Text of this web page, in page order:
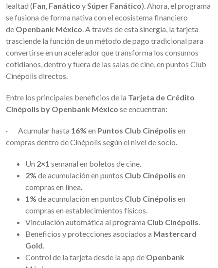
lealtad (Fan, Fanático ySúper Fanático). Ahora, el programa
se fusiona de forma nativa con el ecosistema financiero
de Openbank México. A través de esta sinergia, la tarjeta
trasciende la función de un método de pago tradicional para
convertirse en un acelerador que transforma los consumos
cotidianos, dentro y fuera de las salas de cine, en puntos Club
Cinépolis directos.
Entre los principales beneficios de la Tarjeta de Crédito
Cinépolis by Openbank México se encuentran:
· Acumular hasta 16% en Puntos Club Cinépolis en
compras dentro de Cinépolis según el nivel de socio.
Un 2×1 semanal en boletos de cine.
2% de acumulación en puntos Club Cinépolis en
compras en línea.
1% de acumulación en puntos Club Cinépolis en
compras en establecimientos físicos.
Vinculación automática al programa Club Cinépolis.
Beneficios y protecciones asociados a Mastercard
Gold.
Control de la tarjeta desde la app de Openbank